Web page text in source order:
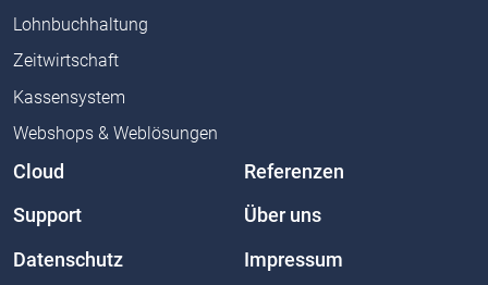
Lohnbuchhaltung
Zeitwirtschaft
Kassensystem
Webshops & Weblösungen
Cloud Referenzen
Support Über uns
Datenschutz Impressum